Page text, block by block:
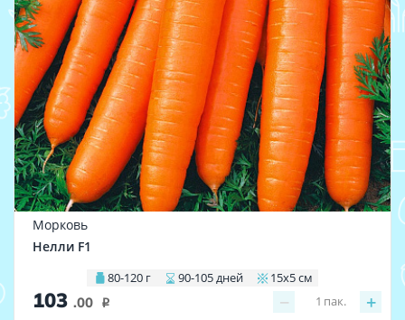
Морковь
Нелли F1
80-120 г 90-105 дней 15х5 см
103 .00 i − +
1 пак.